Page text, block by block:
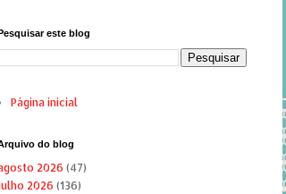
Pesquisar este blog
Página inicial
do blog
2026 (47)
2026 (136)